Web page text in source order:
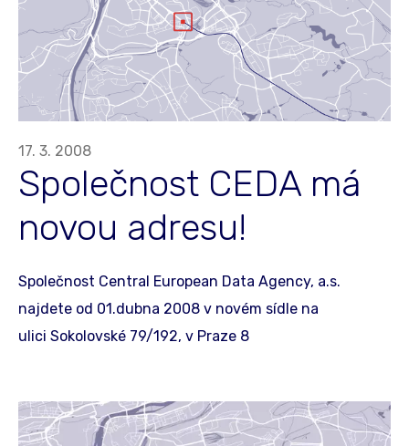
17. 3. 2008
Společnost CEDA má
novou adresu!
Společnost Central European Data Agency, a.s.
najdete od 01.dubna 2008 v novém sídle na
ulici Sokolovské 79/192, v Praze 8